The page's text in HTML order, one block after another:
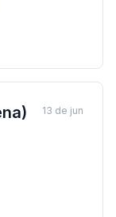
13 de jun